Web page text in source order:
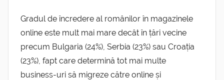
Gradul de încredere al românilor în magazinele
online este mult mai mare decât în țări vecine
precum Bulgaria (24%), Serbia (23%) sau Croația
(23%), fapt care determină tot mai multe
business-uri să migreze către online și